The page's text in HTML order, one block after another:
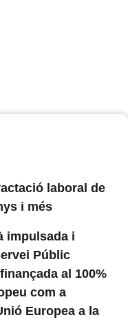
laboral de
i més
impulsada i
Públic
al 100%
com a
Europea a la